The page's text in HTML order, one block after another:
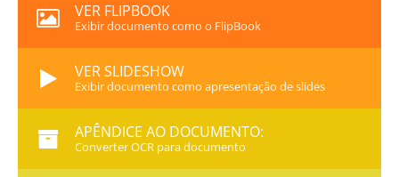
VER FLIPBOOK
Exibir documento como o FlipBook
VER SLIDESHOW
Exibir documento como apresentação de slides
APÊNDICE AO DOCUMENTO:
Converter OCR para documento